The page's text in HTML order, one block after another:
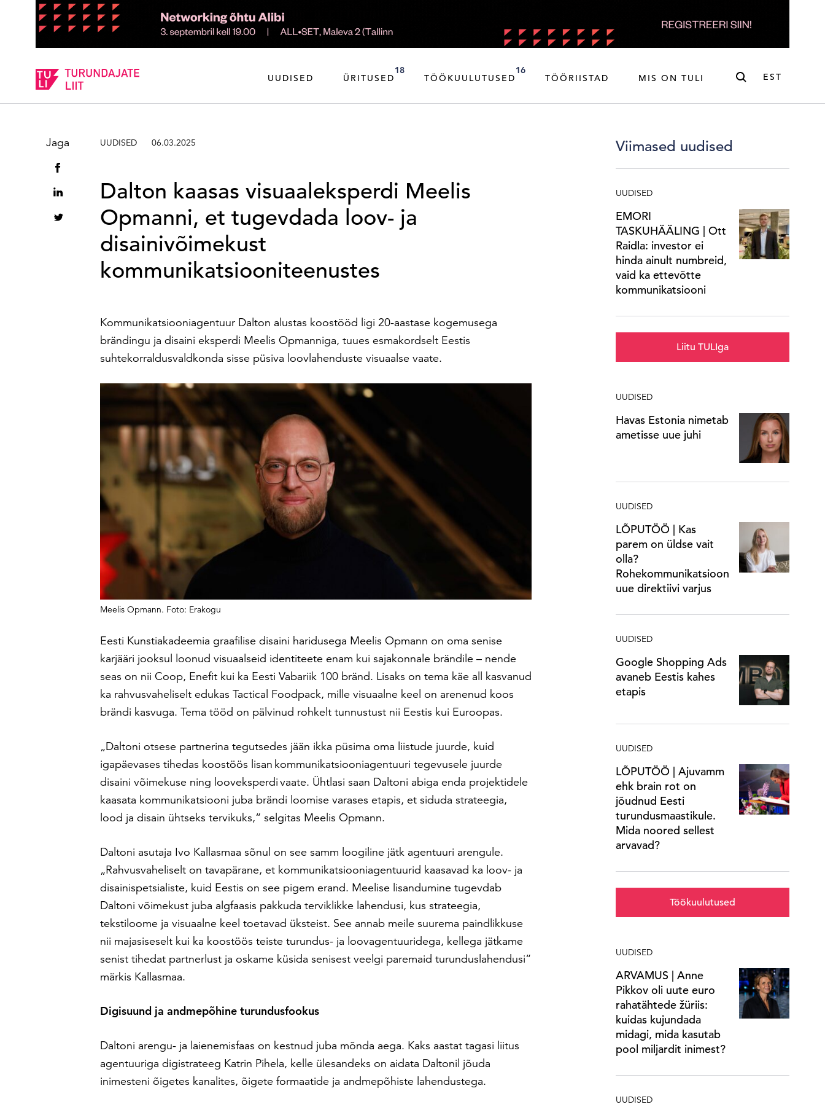
UUDISED ÜRITUSED
18
TÖÖKUULUTUSED
16
TÖÖRIISTAD MIS ON TULI EST
Sisesta märksõna Otsi
UUDISED 06.03.2025
Dalton kaasas visuaaleksperdi Meelis
Opmanni, et tugevdada loov- ja
disainivõimekust
kommunikatsiooniteenustes
Kommunikatsiooniagentuur Dalton alustas koostööd ligi 20-aastase kogemusega
brändingu ja disaini eksperdi Meelis Opmanniga, tuues esmakordselt Eestis
suhtekorraldusvaldkonda sisse püsiva loovlahenduste visuaalse vaate.
Meelis Opmann. Foto: Erakogu
Eesti Kunstiakadeemia graafilise disaini haridusega Meelis Opmann on oma senise
karjääri jooksul loonud visuaalseid identiteete enam kui sajakonnale brändile – nende
seas on nii Coop, Enefit kui ka Eesti Vabariik 100 bränd. Lisaks on tema käe all kasvanud
ka rahvusvaheliselt edukas Tactical Foodpack, mille visuaalne keel on arenenud koos
brändi kasvuga. Tema tööd on pälvinud rohkelt tunnustust nii Eestis kui Euroopas.
„Daltoni otsese partnerina tegutsedes jään ikka püsima oma liistude juurde, kuid
igapäevases tihedas koostöös lisan kommunikatsiooniagentuuri tegevusele juurde
disaini võimekuse ning looveksperdi vaate. Ühtlasi saan Daltoni abiga enda projektidele
kaasata kommunikatsiooni juba brändi loomise varases etapis, et siduda strateegia,
lood ja disain ühtseks tervikuks,“ selgitas Meelis Opmann.
Daltoni asutaja Ivo Kallasmaa sõnul on see samm loogiline jätk agentuuri arengule.
„Rahvusvaheliselt on tavapärane, et kommunikatsiooniagentuurid kaasavad ka loov- ja
disainispetsialiste, kuid Eestis on see pigem erand. Meelise lisandumine tugevdab
Daltoni võimekust juba algfaasis pakkuda terviklikke lahendusi, kus strateegia,
tekstiloome ja visuaalne keel toetavad üksteist. See annab meile suurema paindlikkuse
nii majasiseselt kui ka koostöös teiste turundus- ja loovagentuuridega, kellega jätkame
senist tihedat partnerlust ja oskame küsida senisest veelgi paremaid turunduslahendusi“
märkis Kallasmaa.
Digisuund ja andmepõhine turundusfookus
Daltoni arengu- ja laienemisfaas on kestnud juba mõnda aega. Kaks aastat tagasi liitus
agentuuriga digistrateeg Katrin Pihela, kelle ülesandeks on aidata Daltonil jõuda
inimesteni õigetes kanalites, õigete formaatide ja andmepõhiste lahendustega.
Jaga Viimased uudised
UUDISED
EMORI
TASKUHÄÄLING | Ott
Raidla: investor ei
hinda ainult numbreid,
vaid ka ettevõtte
kommunikatsiooni
Liitu TULIga
UUDISED
Havas Estonia nimetab
ametisse uue juhi
UUDISED
LÕPUTÖÖ | Kas
parem on üldse vait
olla?
Rohekommunikatsioon
uue direktiivi varjus
UUDISED
Google Shopping Ads
avaneb Eestis kahes
etapis
UUDISED
LÕPUTÖÖ | Ajuvamm
ehk brain rot on
jõudnud Eesti
turundusmaastikule.
Mida noored sellest
arvavad?
Töökuulutused
UUDISED
ARVAMUS | Anne
Pikkov oli uute euro
rahatähtede žüriis:
kuidas kujundada
midagi, mida kasutab
pool miljardit inimest?
UUDISED